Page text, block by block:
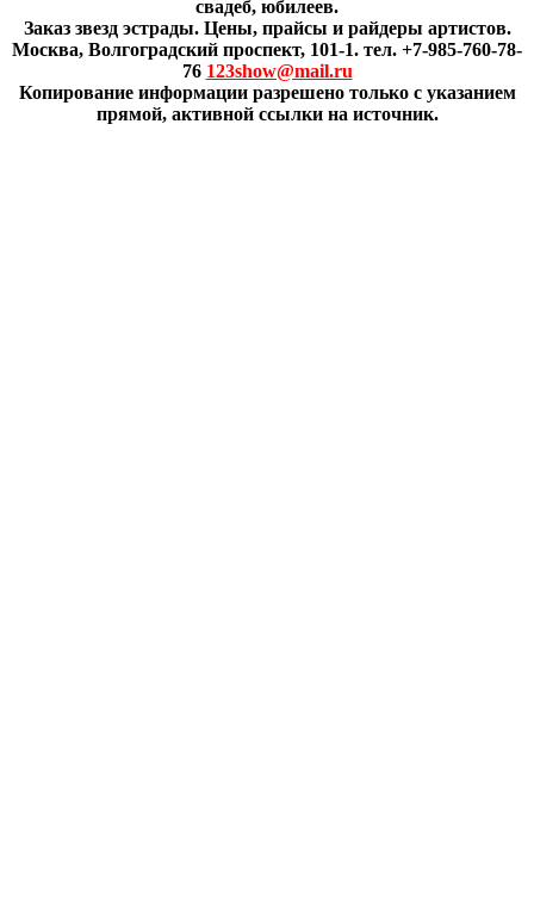
свадеб, юбилеев.
Заказ звезд эстрады. Цены, прайсы и райдеры артистов.
Москва, Волгоградский проспект, 101-1. тел. +7-985-760-78-
76 123show@mail.ru
Копирование информации разрешено только с указанием
прямой, активной ссылки на источник.